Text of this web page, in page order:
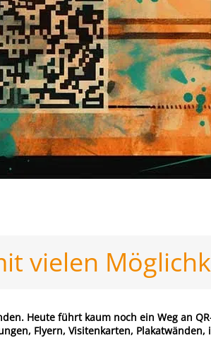
vielen
Heute führt kaum noch ein Weg an
Flyern, Visitenkarten,